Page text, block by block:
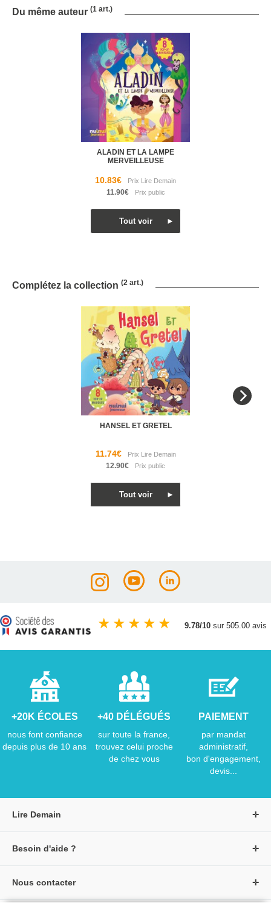
Du même auteur (1 art.)
ALADIN ET LA LAMPE
MERVEILLEUSE
10.83€
11.90€
Complétez la collection (2 art.)
HANSEL ET GRETEL
11.74€
12.90€
★ ★ ★ ★ ★ 9.78/10 sur 505.00 avis
+20K ÉCOLES
nous font confiance
depuis plus de 10 ans
+40 DÉLÉGUÉS
sur toute la france,
trouvez celui proche
de chez vous
PAIEMENT
par mandat
administratif,
bon d'engagement,
devis...
Lire Demain
Créer un compte
Besoin d'aide ?
Nous contacter